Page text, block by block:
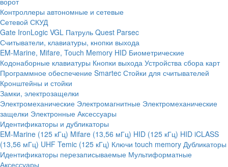
Контроллеры автономные и сетевые
Сетевой СКУД
Gate IronLogic VGL Патруль Quest Parsec
Считыватели, клавиатуры, кнопки выхода
EM-Marine, Mifare, Touch Memory HID Биометрические
Кодонаборные клавиатуры Кнопки выхода Устройства сбора карт
Программное обеспечение Smartec Стойки для считывателей
Кронштейны и стойки
Замки, электрозащелки
Электромеханические Электромагнитные Электромеханические
защелки Электронные Аксессуары
Идентификаторы и дубликаторы
EM-Marine (125 кГц) Mifare (13,56 мГц) HID (125 кГц) HID iCLASS
(13,56 мГц) UHF Temic (125 кГц) Ключи touch memory Дубликаторы
Идентификаторы перезаписываемые Мультиформатные
Аксессуары